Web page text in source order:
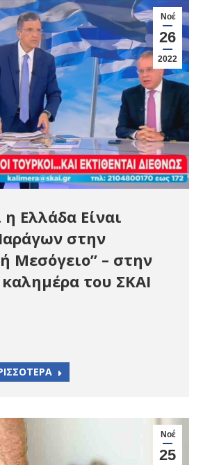
Νοέ
26
2022
η Ελλάδα Είναι
στην
Μεσόγειο” – στην
του ΣΚΑΙ
Νοέ
25